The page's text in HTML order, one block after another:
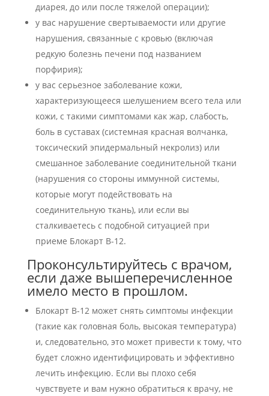
диарея, до или после тяжелой операции);
у вас нарушение свертываемости или другие
нарушения, связанные с кровью (включая
редкую болезнь печени под названием
порфирия);
у вас серьезное заболевание кожи,
характеризующееся шелушением всего тела или
кожи, с такими симптомами как жар, слабость,
боль в суставах (системная красная волчанка,
токсический эпидермальный некролиз) или
смешанное заболевание соединительной ткани
(нарушения со стороны иммунной системы,
которые могут подействовать на
соединительную ткань), или если вы
сталкиваетесь с подобной ситуацией при
приеме Блокарт В-12.
Проконсультируйтесь с врачом,
если даже вышеперечисленное
имело место в прошлом.
Блокарт В-12 может снять симптомы инфекции
(такие как головная боль, высокая температура)
и, следовательно, это может привести к тому, что
будет сложно идентифицировать и эффективно
лечить инфекцию. Если вы плохо себя
чувствуете и вам нужно обратиться к врачу, не